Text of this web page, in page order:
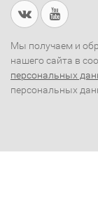
Мы получаем и
нашего сайта в
персональных
персональных